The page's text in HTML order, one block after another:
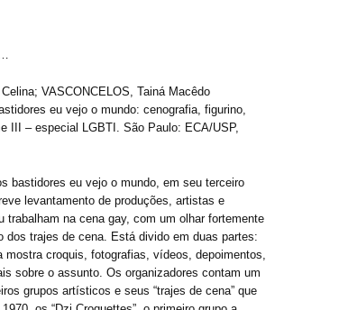
VASCONCELOS, Tainá Macêdo
eu vejo o mundo: cenografia, figurino,
III – especial LGBTI. São Paulo: ECA/USP,
bastidores eu vejo o mundo, em seu terceiro
levantamento de produções, artistas e
trabalham na cena gay, com um olhar fortemente
dos trajes de cena. Está divido em duas partes:
mostra croquis, fotografias, vídeos, depoimentos,
sobre o assunto. Os organizadores contam um
grupos artísticos e seus “trajes de cena” que